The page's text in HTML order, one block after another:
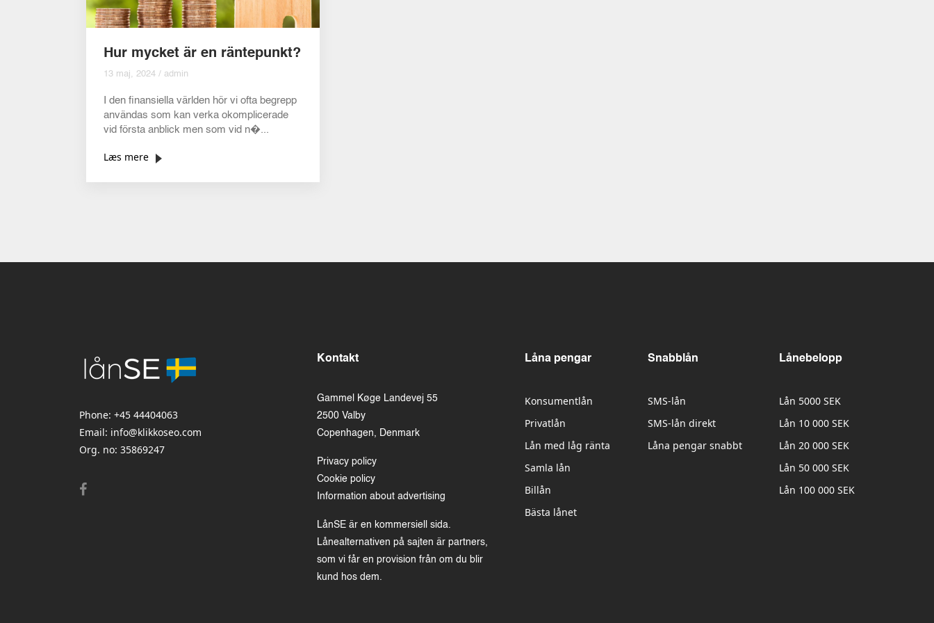
Hur mycket är en räntepunkt?
13 maj, 2024 / admin
I den finansiella världen hör vi ofta begrepp
användas som kan verka okomplicerade
vid första anblick men som vid n�...
Læs mere
Phone: +45 44404063
Email: info@klikkoseo.com
Org. no: 35869247
Kontakt
Gammel Køge Landevej 55
2500 Valby
Copenhagen, Denmark
Privacy policy
Cookie policy
Information about advertising
LånSE är en kommersiell sida.
Lånealternativen på sajten är partners,
som vi får en provision från om du blir
kund hos dem.
Låna pengar
Konsumentlån
Privatlån
Lån med låg ränta
Samla lån
Billån
Bästa lånet
Snabblån
SMS-lån
SMS-lån direkt
Låna pengar snabbt
Lånebelopp
Lån 5000 SEK
Lån 10 000 SEK
Lån 20 000 SEK
Lån 50 000 SEK
Lån 100 000 SEK